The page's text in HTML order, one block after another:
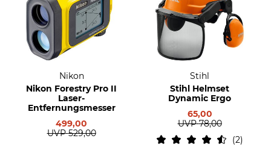
Nikon
Nikon Forestry Pro II
Laser-
Entfernungsmesser
499,00
UVP 529,00
Stihl
Stihl Helmset
Dynamic Ergo
65,00
UVP 78,00
2